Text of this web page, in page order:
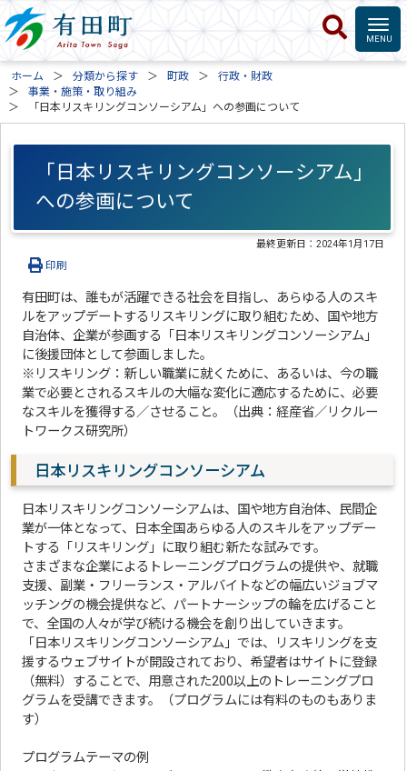
ホーム 分類から探す 町政
行政・財政
事業・施策・取り組み
「日本リスキリングコンソーシアム」への参画について
「日本リスキリングコンソーシアム」
への参画について
最終更新日：2024年1月17日
印刷
有田町は、誰もが活躍できる社会を目指し、あらゆる人のスキ
ルをアップデートするリスキリングに取り組むため、国や地方
自治体、企業が参画する「日本リスキリングコンソーシアム」
に後援団体として参画しました。
※リスキリング：新しい職業に就くために、あるいは、今の職
業で必要とされるスキルの大幅な変化に適応するために、必要
なスキルを獲得する／させること。（出典：経産省／リクルー
トワークス研究所）
日本リスキリングコンソーシアム
日本リスキリングコンソーシアムは、国や地方自治体、民間企
業が一体となって、日本全国あらゆる人のスキルをアップデー
トする「リスキリング」に取り組む新たな試みです。
さまざまな企業によるトレーニングプログラムの提供や、就職
支援、副業・フリーランス・アルバイトなどの幅広いジョブマ
ッチングの機会提供など、パートナーシップの輪を広げること
で、全国の人々が学び続ける機会を創り出していきます。
「日本リスキリングコンソーシアム」では、リスキリングを支
援するウェブサイトが開設されており、希望者はサイトに登録
（無料）することで、用意された200以上のトレーニングプロ
グラムを受講できます。（プログラムには有料のものもありま
す）
プログラムテーマの例